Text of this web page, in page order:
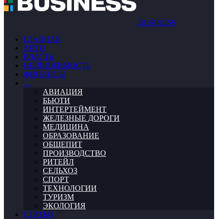
BUSINESS
ГЛАВНАЯ
АВТО
ВЛАСТЬ
НЕДВИЖИМОСТЬ
ФИНАНСЫ
…
АВИАЦИЯ
БЬЮТИ
ИНТЕРТЕЙМЕНТ
ЖЕЛЕЗНЫЕ ДОРОГИ
МЕДИЦИНА
ОБРАЗОВАНИЕ
ОБЩЕПИТ
ПРОИЗВОДСТВО
РИТЕЙЛ
СЕЛЬХОЗ
СПОРТ
ТЕХНОЛОГИИ
ТУРИЗМ
ЭКОЛОГИЯ
СТАТЬИ